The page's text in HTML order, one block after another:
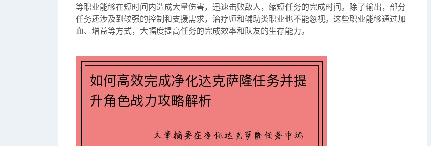
等职业能够在短时间内造成大量伤害，迅速击败敌人，缩短任务的完成时间。除了输出，部分
任务还涉及到较强的控制和支援需求，治疗师和辅助类职业也不能忽视。这些职业能够通过加
血、增益等方式，大幅度提高任务的完成效率和队友的生存能力。